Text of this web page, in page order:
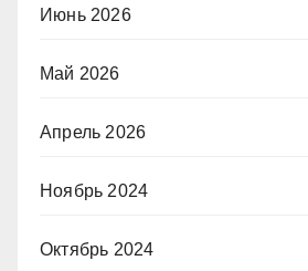
Июнь 2026
Май 2026
Апрель 2026
Ноябрь 2024
Октябрь 2024